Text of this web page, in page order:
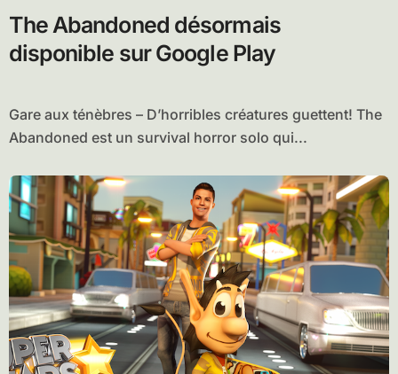
The Abandoned désormais
disponible sur Google Play
Gare aux ténèbres – D’horribles créatures guettent! The
Abandoned est un survival horror solo qui...